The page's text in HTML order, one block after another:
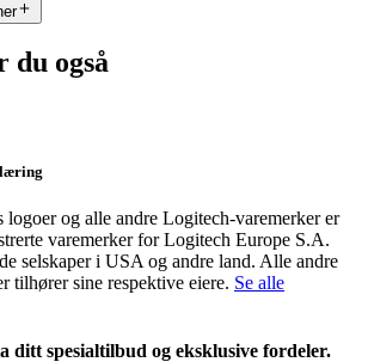
du også
og alle andre Logitech-varemerker er
varemerker for Logitech Europe S.A.
selskaper i USA og andre land. Alle andre
tilhører sine respektive eiere. Se alle
ditt spesialtilbud og eksklusive fordeler.